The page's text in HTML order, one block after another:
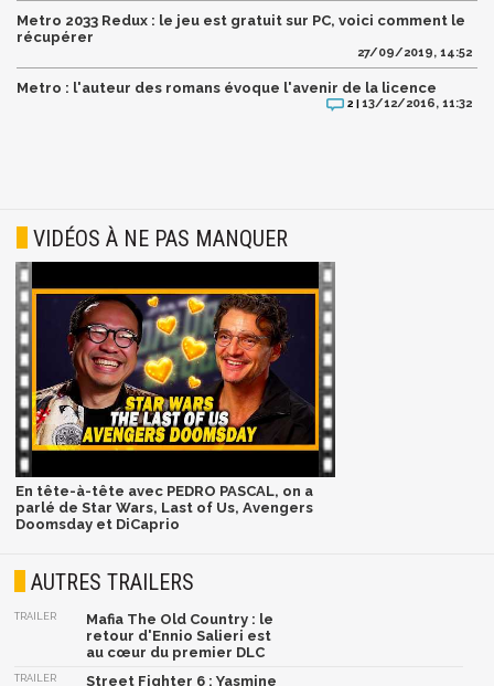
Metro 2033 Redux : le jeu est gratuit sur PC, voici comment le
récupérer
27/09/2019, 14:52
Metro : l'auteur des romans évoque l'avenir de la licence
2 | 13/12/2016, 11:32
VIDÉOS À NE PAS MANQUER
En tête-à-tête avec PEDRO PASCAL, on a
parlé de Star Wars, Last of Us, Avengers
Doomsday et DiCaprio
AUTRES TRAILERS
TRAILER
Mafia The Old Country : le
retour d'Ennio Salieri est
au cœur du premier DLC
TRAILER Street Fighter 6 : Yasmine